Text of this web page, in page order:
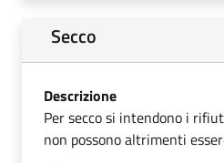
Secco
Descrizione
Per secco si intendono i
non possono altrimenti